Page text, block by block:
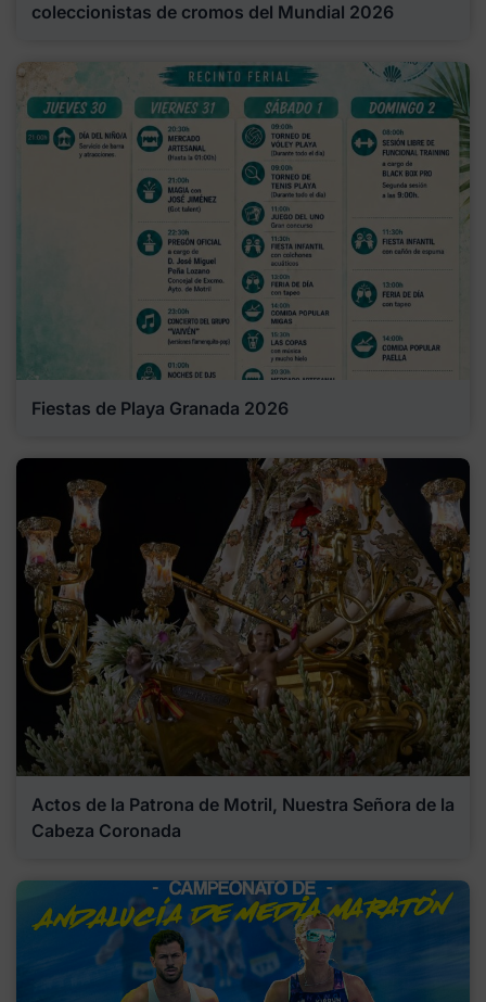
coleccionistas de cromos del Mundial 2026
Fiestas de Playa Granada 2026
Actos de la Patrona de Motril, Nuestra Señora de la
Cabeza Coronada